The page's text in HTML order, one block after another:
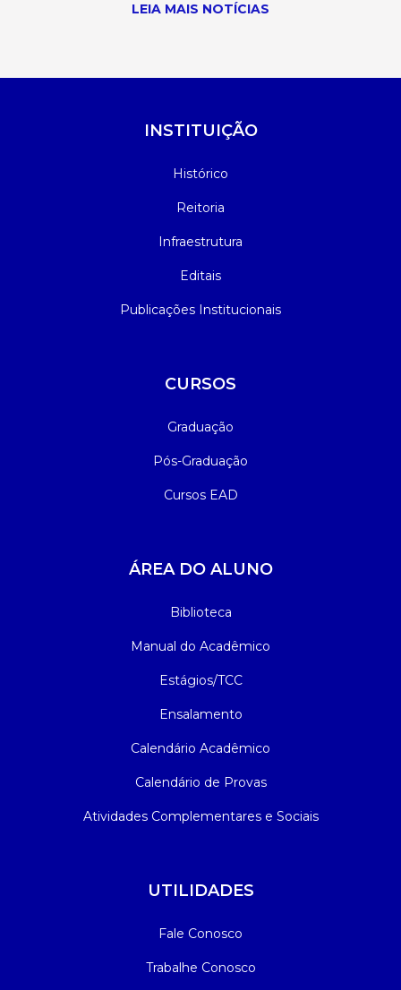
LEIA MAIS NOTÍCIAS
INSTITUIÇÃO
Histórico
Reitoria
Infraestrutura
Editais
Publicações Institucionais
CURSOS
Graduação
Pós-Graduação
Cursos EAD
ÁREA DO ALUNO
Biblioteca
Manual do Acadêmico
Estágios/TCC
Ensalamento
Calendário Acadêmico
Calendário de Provas
Atividades Complementares e Sociais
UTILIDADES
Fale Conosco
Trabalhe Conosco